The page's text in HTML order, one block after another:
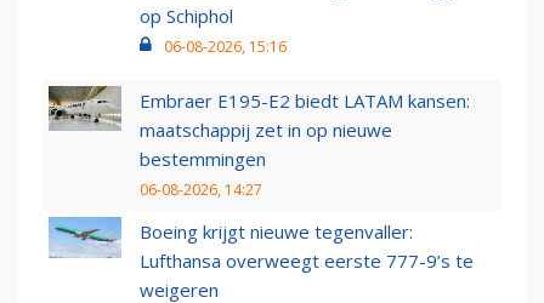
op Schiphol
06-08-2026, 15:16
Embraer E195-E2 biedt LATAM kansen:
maatschappij zet in op nieuwe
bestemmingen
06-08-2026, 14:27
Boeing krijgt nieuwe tegenvaller:
Lufthansa overweegt eerste 777-9’s te
weigeren